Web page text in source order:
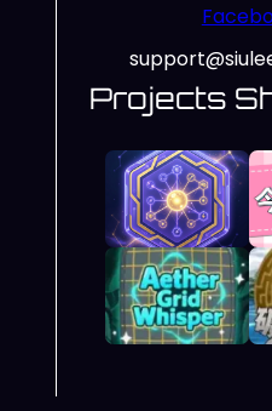
Projects